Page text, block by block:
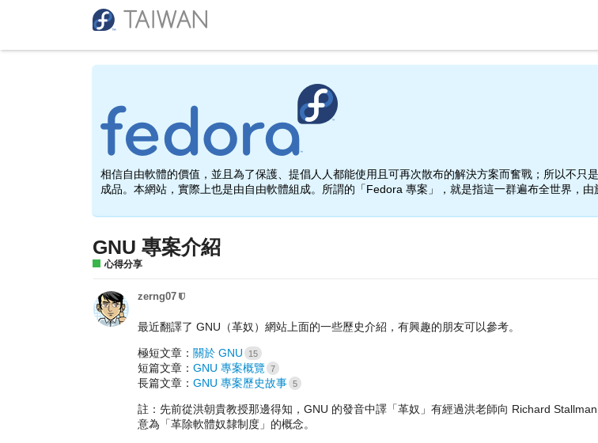
相信自由軟體的價值，並且為了保護、提倡人人都能使用且可再次散布的解決方案而奮戰；所以不
成品。本網站，實際上也是由自由軟體組成。所謂的「Fedora 專案」，就是指這一群遍布全世界，
GNU 專案介紹
心得分享
zerng07
最近翻譯了 GNU（革奴）網站上面的一些歷史介紹，有興趣的朋友可以參考。
極短文章： 關於 GNU 15
短篇文章： GNU 專案概覽 7
長篇文章： GNU 專案歷史故事 5
註：先前從洪朝貴教授那邊得知，GNU 的發音中譯「革奴」有經過洪老師向 Richard
意為「革除軟體奴隸制度」的概念。